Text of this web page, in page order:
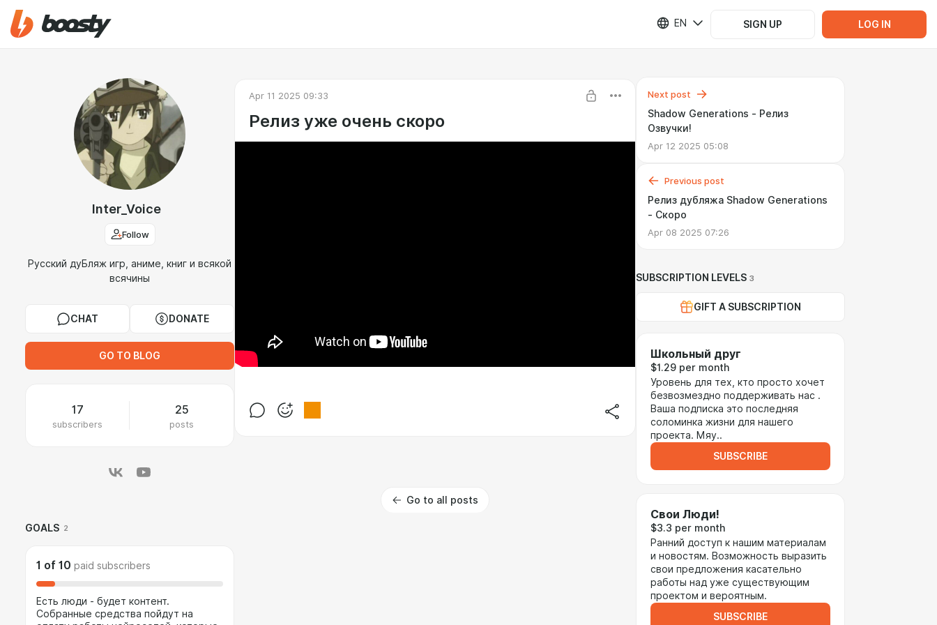
EN SIGN UP LOG IN
Inter_Voice
Follow
Русский дуБляж игр, аниме, книг и всякой
всячины
CHAT DONATE
GO TO BLOG
17
subscribers
25
posts
GOALS 2
1 of 10 paid subscribers
Есть люди - будет контент.
Собранные средства пойдут на
Apr 11 2025 09:33
Релиз уже очень скоро
Go to all posts
Next post
Shadow Generations - Релиз
Озвучки!
Apr 12 2025 05:08
Previous post
Релиз дубляжа Shadow Generations
- Скоро
Apr 08 2025 07:26
SUBSCRIPTION LEVELS 3
GIFT A SUBSCRIPTION
Школьный друг
$1.29 per month
Уровень для тех, кто просто хочет
безвозмездно поддерживать нас .
Ваша подписка это последняя
соломинка жизни для нашего
проекта. Мяу..
SUBSCRIBE
Свои Люди!
$3.3 per month
Ранний доступ к нашим материалам
и новостям. Возможность выразить
свои предложения касательно
работы над уже существующим
проектом и вероятным.
SUBSCRIBE